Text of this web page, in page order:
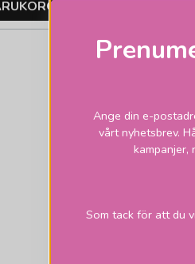
Ange din e-
vårt nyhetsbrev.
kampanjer,
Som tack för att du